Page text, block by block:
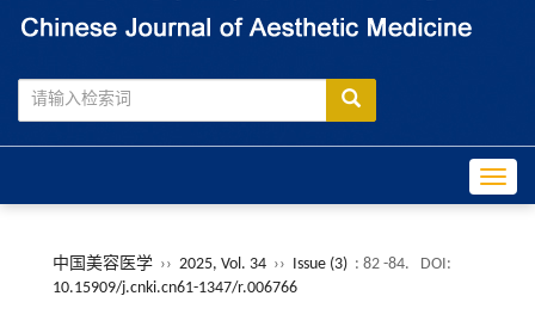
中国美容医学 ›› 2025, Vol. 34 ›› Issue (3) : 82 -84.
DOI:
10.15909/j.cnki.cn61-1347/r.006766